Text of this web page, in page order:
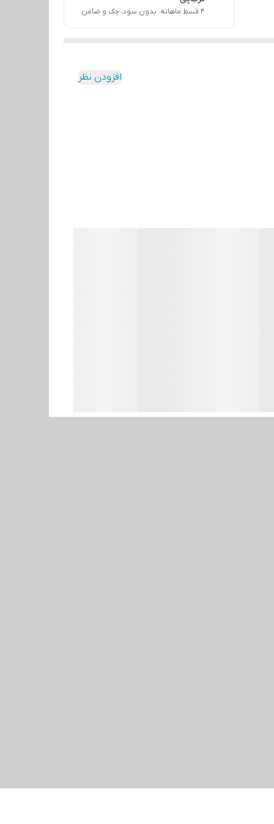
۴ قسط ماهانه. بدون سود، چک و ضامن.
افزودن نظر